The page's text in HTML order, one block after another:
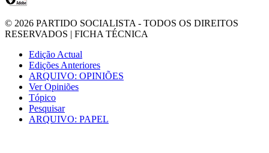
© 2026 PARTIDO SOCIALISTA - TODOS OS DIREITOS
RESERVADOS | FICHA TÉCNICA
Edição Actual
Edições Anteriores
ARQUIVO: OPINIÕES
Ver Opiniões
Tópico
Pesquisar
ARQUIVO: PAPEL